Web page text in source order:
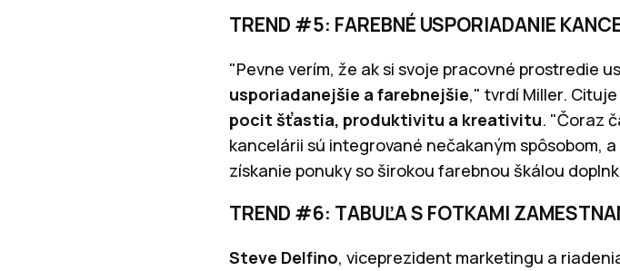
TREND #5: FAREBNÉ USPORIADANIE
"Pevne verím, že ak si svoje pracovné prostredie
usporiadanejšie a farebnejšie," tvrdí Miller.
pocit šťastia, produktivitu a kreativitu. "Čoraz
kancelárii sú integrované nečakaným spôsobom,
získanie ponuky so širokou farebnou škálou
TREND #6: TABUĽA S FOTKAMI
Steve Delfino, viceprezident marketingu a